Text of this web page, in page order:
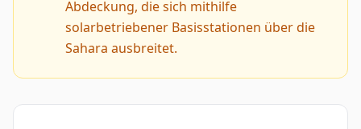
Abdeckung, die sich mithilfe
solarbetriebener Basisstationen über die
Sahara ausbreitet.